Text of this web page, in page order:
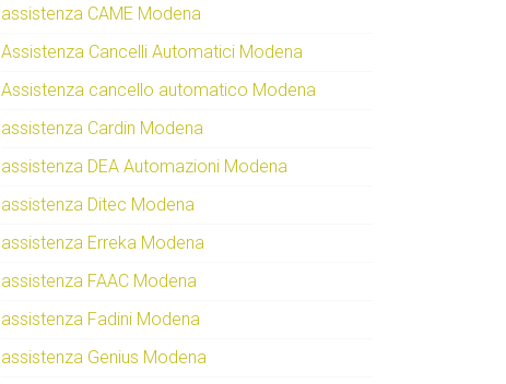
assistenza CAME Modena
Assistenza Cancelli Automatici Modena
Assistenza cancello automatico Modena
assistenza Cardin Modena
assistenza DEA Automazioni Modena
assistenza Ditec Modena
assistenza Erreka Modena
assistenza FAAC Modena
assistenza Fadini Modena
assistenza Genius Modena